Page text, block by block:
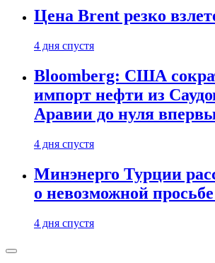
Цена Brent резко
4 дня спустя
Bloomberg: США
импорт нефти из
Аравии до нуля
4 дня спустя
Минэнерго Турции
о невозможной
4 дня спустя